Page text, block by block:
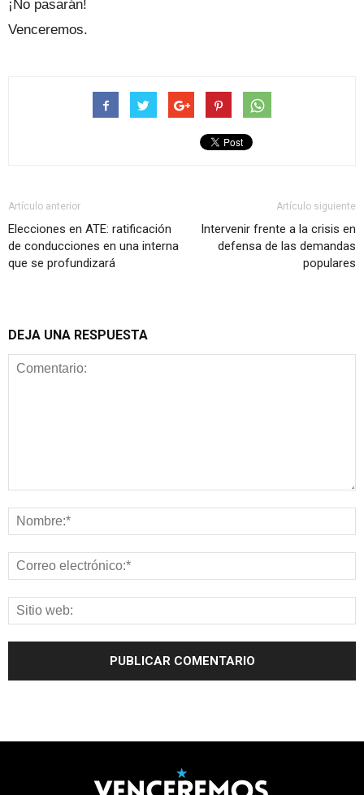
¡No pasarán!
Venceremos.
Artículo anterior
Elecciones en ATE: ratificación
de conducciones en una interna
que se profundizará
Artículo siguiente
Intervenir frente a la crisis en
defensa de las demandas
populares
DEJA UNA RESPUESTA